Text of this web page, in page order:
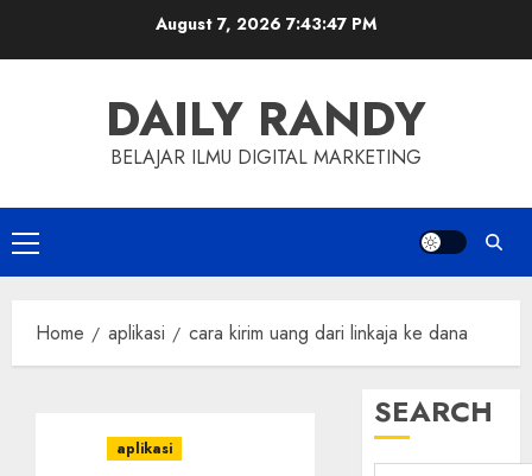
August 7, 2026 7:43:47 PM
DAILY RANDY
BELAJAR ILMU DIGITAL MARKETING
Primary
Menu
Home aplikasi cara kirim uang dari linkaja ke dana
aplikasi
SEARCH